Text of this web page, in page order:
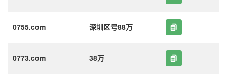
0755.com 深圳区号88万
0773.com 38万